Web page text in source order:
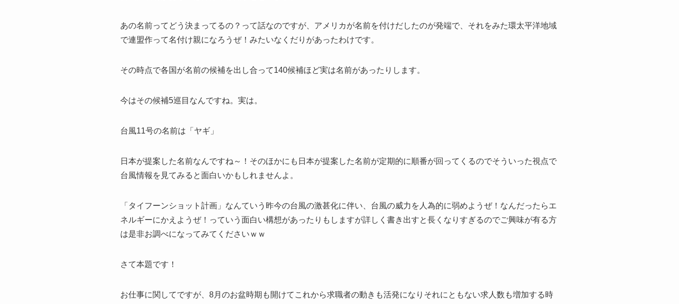
あの名前ってどう決まってるの？って話なのですが、アメリカが名前を付けだしたのが発端で、それをみた環太平洋地域
で連盟作って名付け親になろうぜ！みたいなくだりがあったわけです。
その時点で各国が名前の候補を出し合って140候補ほど実は名前があったりします。
今はその候補5巡目なんですね。実は。
台風11号の名前は「ヤギ」
日本が提案した名前なんですね～！そのほかにも日本が提案した名前が定期的に順番が回ってくるのでそういった視点で
台風情報を見てみると面白いかもしれませんよ。
「タイフーンショット計画」なんていう昨今の台風の激甚化に伴い、台風の威力を人為的に弱めようぜ！なんだったらエ
ネルギーにかえようぜ！っていう面白い構想があったりもしますが詳しく書き出すと長くなりすぎるのでご興味が有る方
は是非お調べになってみてくださいｗｗ
さて本題です！
お仕事に関してですが、8月のお盆時期も開けてこれから求職者の動きも活発になりそれにともない求人数も増加する時